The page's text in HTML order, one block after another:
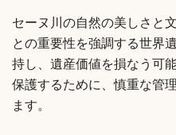
セーヌ川の自然の美しさと
との重要性を強調する世界
持し、遺産価値を損なう可
保護するために、慎重な管
ます。